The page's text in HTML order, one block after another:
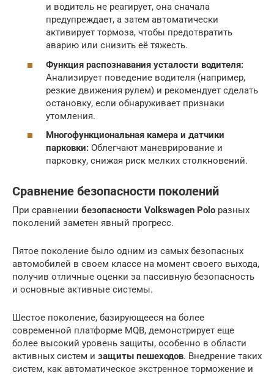
и водитель не реагирует, она сначала
предупреждает, а затем автоматически
активирует тормоза, чтобы предотвратить
аварию или снизить её тяжесть.
Функция распознавания усталости водителя:
Анализирует поведение водителя (например,
резкие движения рулем) и рекомендует сделать
остановку, если обнаруживает признаки
утомления.
Многофункциональная камера и датчики
парковки: Облегчают маневрирование и
парковку, снижая риск мелких столкновений.
Сравнение безопасности поколений
При сравнении безопасности Volkswagen Polo разных
поколений заметен явный прогресс.
Пятое поколение было одним из самых безопасных
автомобилей в своем классе на момент своего выхода,
получив отличные оценки за пассивную безопасность
и основные активные системы.
Шестое поколение, базирующееся на более
современной платформе MQB, демонстрирует еще
более высокий уровень защиты, особенно в области
активных систем и защиты пешеходов. Внедрение таких
систем, как автоматическое экстренное торможение и